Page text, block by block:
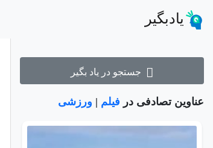
یادبگیر
جستجو در یاد بگیر
عناوین تصادفی در فیلم | ورزشی